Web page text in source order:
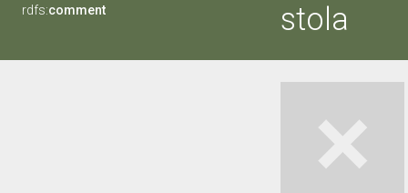
rdfs:comment stola